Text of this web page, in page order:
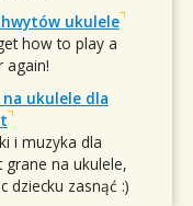
ukulele
how to play a
again!
na ukulele dla
i muzyka dla
na ukulele,
dziecku zasnąć :)